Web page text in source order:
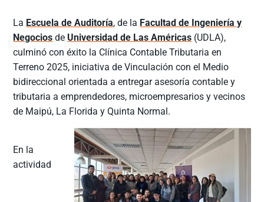
La Escuela de Auditoría, de la Facultad de Ingeniería y
Negocios de Universidad de Las Américas (UDLA),
culminó con éxito la Clínica Contable Tributaria en
Terreno 2025, iniciativa de Vinculación con el Medio
bidireccional orientada a entregar asesoría contable y
tributaria a emprendedores, microempresarios y vecinos
de Maipú, La Florida y Quinta Normal.
En la
actividad